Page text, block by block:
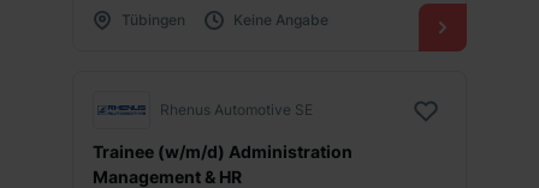
Tübingen Keine Angabe
Rhenus Automotive SE
Trainee (w/m/d) Administration
Management & HR